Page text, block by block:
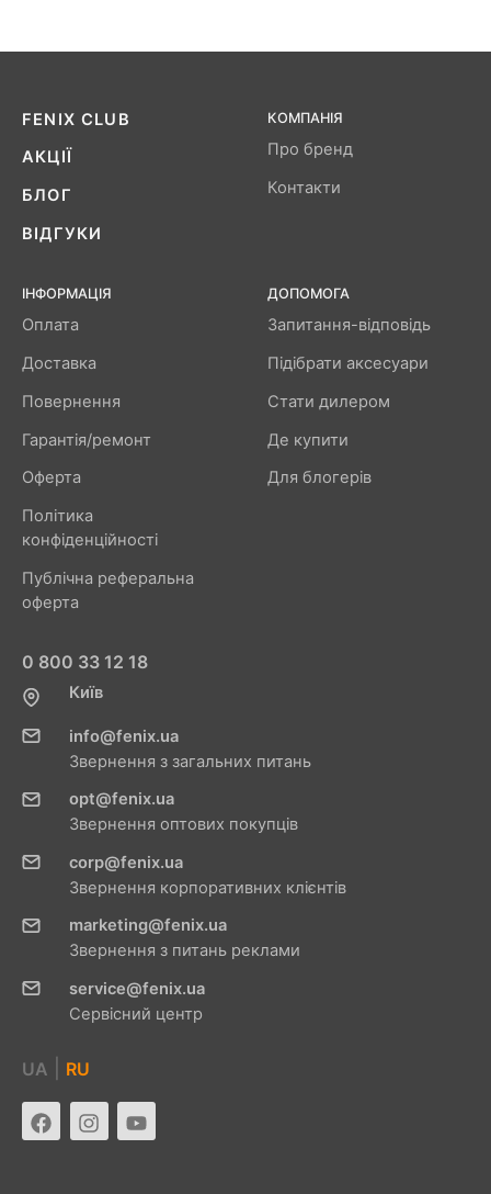
FENIX ​​CLUB
АКЦІЇ
БЛОГ
ВІДГУКИ
КОМПАНІЯ
Про бренд
Контакти
ІНФОРМАЦІЯ
Оплата
Доставка
Повернення
Гарантія/ремонт
Оферта
Політика
конфіденційності
Публічна реферальна
оферта
ДОПОМОГА
Запитання-відповідь
Підібрати аксесуари
Стати дилером
Де купити
Для блогерів
0 800 33 12 18
Київ
info@fenix.ua
Звернення з загальних питань
opt@fenix.ua
Звернення оптових покупців
corp@fenix.ua
Звернення корпоративних клієнтів
marketing@fenix.ua
Звернення з питань реклами
service@fenix.ua
Сервісний центр
UA RU